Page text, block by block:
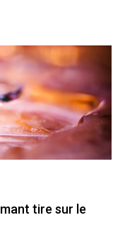
tire sur le